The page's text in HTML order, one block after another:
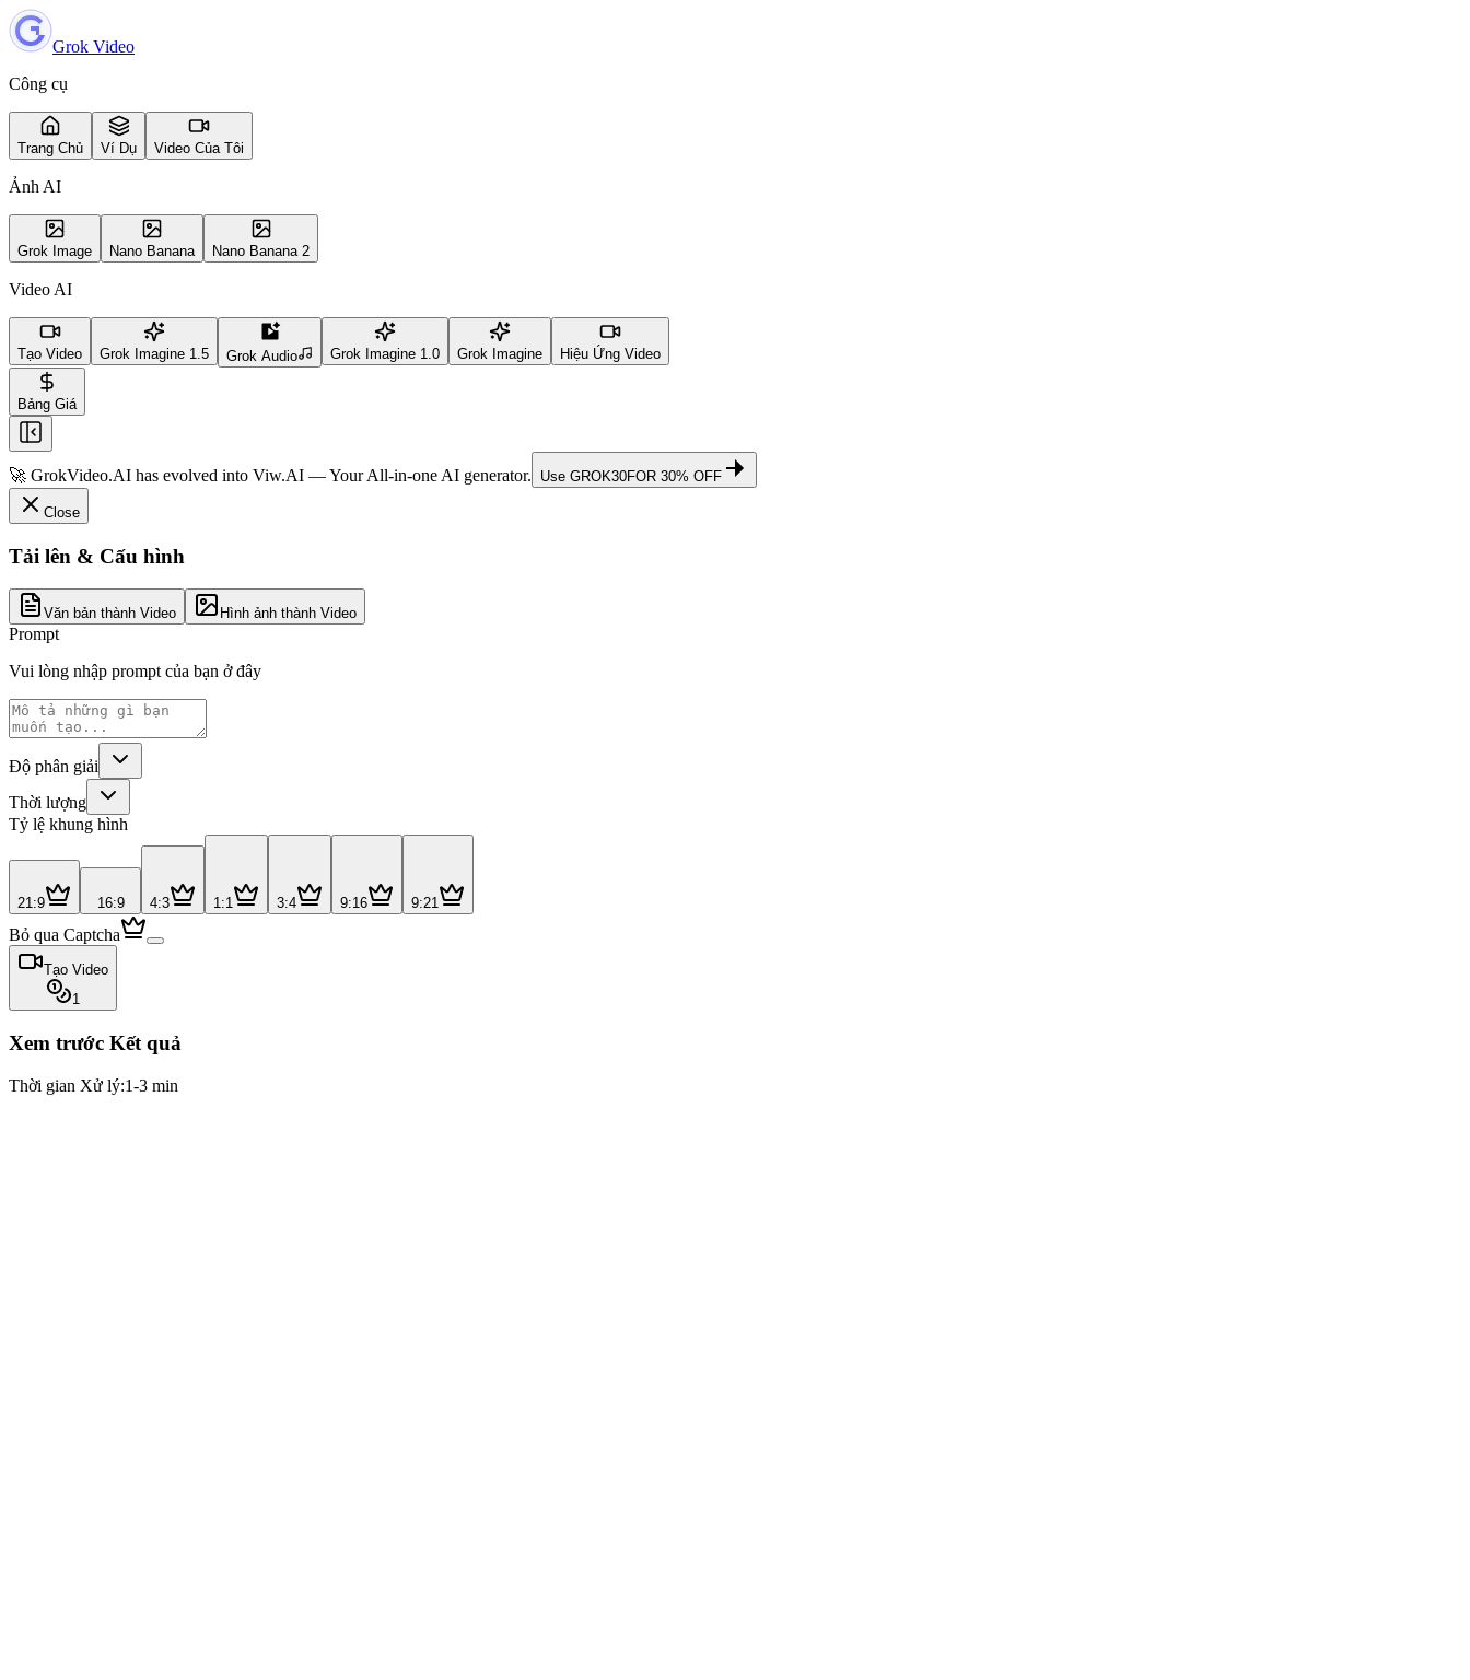
Grok Video
Công cụ
Trang Chủ Ví Dụ Video Của Tôi
Ảnh AI
Grok Image Nano Banana Nano Banana 2
Video AI
Tạo Video Grok Imagine 1.5 Grok Audio Grok Imagine 1.0 Grok Imagine Hiệu Ứng Video
Bảng Giá
🚀 GrokVideo.AI has evolved into Viw.AI — Your All-in-one AI generator. Use GROK30FOR 30% OFF
Close
Tải lên & Cấu hình
Văn bản thành Video Hình ảnh thành Video
Prompt
Vui lòng nhập prompt của bạn ở đây
Độ phân giải
Thời lượng
Tỷ lệ khung hình
21:9 16:9 4:3 1:1 3:4 9:16 9:21
Bỏ qua Captcha
Tạo Video
1
Xem trước Kết quả
Thời gian Xử lý:1-3 min